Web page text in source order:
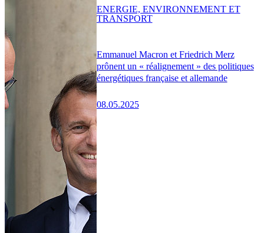
Emmanuel Macron et Friedrich Merz
prônent un « réalignement » des politiques
énergétiques française et allemande
08.05.2025
ENERGIE, ENVIRONNEMENT ET
TRANSPORT